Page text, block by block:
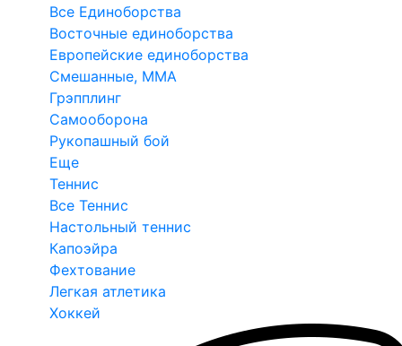
Все Единоборства
Восточные единоборства
Европейские единоборства
Смешанные, ММА
Грэпплинг
Самооборона
Рукопашный бой
Еще
Теннис
Все Теннис
Настольный теннис
Капоэйра
Фехтование
Легкая атлетика
Хоккей